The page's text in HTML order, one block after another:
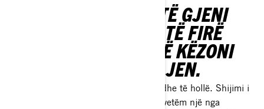
NE JU NDIHMOJMË TË GJENI
MJETIN MË TË MIRË TË FIRË
RRUGËS QË MUND TË KËZONI
ME TË GJITHË FAMILJEN.
Familjet rrinë së bashku në të trashë dhe të hollë. Shijimi i
aktiviteteve të gjithë së bashku është vetëm një nga